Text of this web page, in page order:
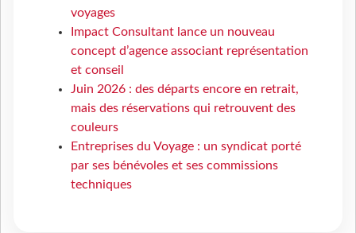
voyages
Impact Consultant lance un nouveau
concept d’agence associant représentation
et conseil
Juin 2026 : des départs encore en retrait,
mais des réservations qui retrouvent des
couleurs
Entreprises du Voyage : un syndicat porté
par ses bénévoles et ses commissions
techniques